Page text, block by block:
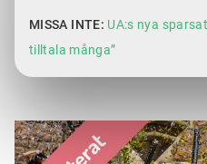
MISSA INTE: UA:s nya
tilltala många”